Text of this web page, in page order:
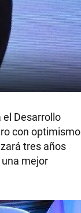
el Desarrollo
con optimismo
tres años
mejor